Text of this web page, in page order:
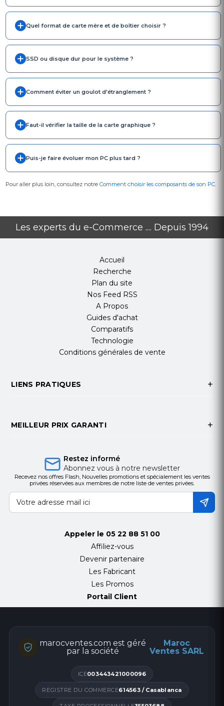
Quel format de carte mère et de boîtier choisir ?
SSD ou disque dur pour le système ?
Comment éviter un goulot d'étranglement ?
Faut-il vérifier la taille de la carte graphique ?
Puis-je faire évoluer mon PC plus tard ?
Pour aller plus loin, consultez notre Comment choisir les composants de son PC.
Les experts du e-Commerce .... Depuis 1994
Accueil
Recherche
Plan du site
Nos Feed RSS
A Propos
Guides d'achat
Comparatifs
Technologie
Conditions générales de vente
LIENS PRATIQUES
MEILLEUR PRIX GARANTI
Restez informé
Abonnez vous à notre newsletter
Recevez nos offres Flash, Nouvelles promotions et spécialement les ventes
privées réservées aux membres de notre liste de ventes privées.
Appeler le 05 22 88 51 00
Affiliez-vous
Devenir partenaire
Les Fabricant
Les Promos
Portail Client
marocventes.com est géré
par la société
Maroc
Ventes SARL
ICE003443421000096
REGISTRE DU COMMERCE614563 / Casablanca